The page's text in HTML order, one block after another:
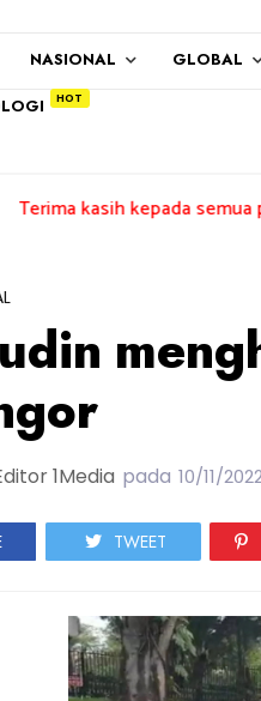
NASIONAL GLOBAL
kepada semua pengundi.......
1Media pada 10/11/
TWEET